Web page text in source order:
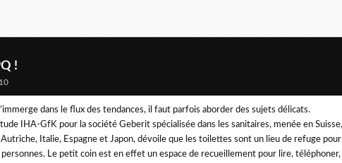
!
dans le flux des tendances, il faut parfois aborder des sujets délicats.
IHA-GfK pour la société Geberit spécialisée dans les sanitaires, menée en Suisse,
Italie, Espagne et Japon, dévoile que les toilettes sont un lieu de refuge
Le petit coin est en effet un espace de recueillement pour lire,